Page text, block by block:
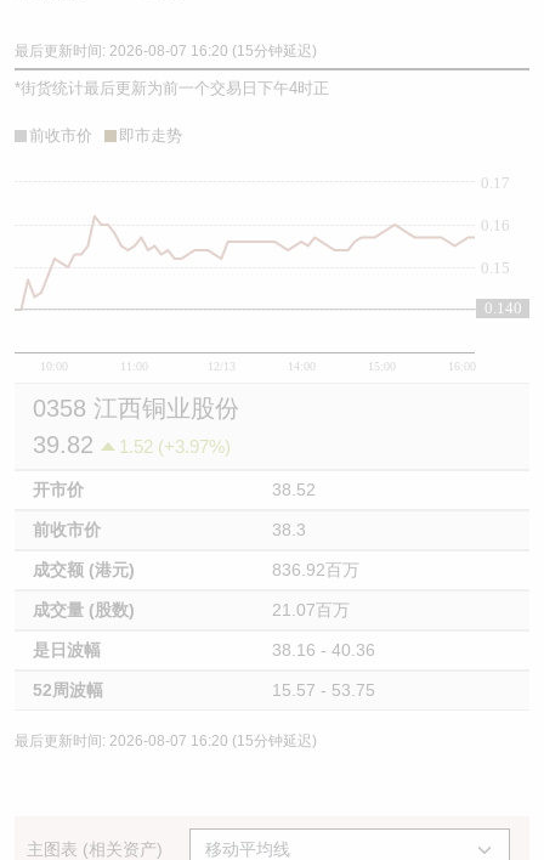
最后更新时间: 2026-08-07 16:20 (15分钟延迟)
*街货统计最后更新为前一个交易日下午4时正
前收市价 即市走势
10:00 11:00 12/13 14:00 15:00 16:00
0.14
0.15
0.16
0.17
0.140
0358 江西铜业股份
39.82
1.52 (+3.97%)
开市价 38.52
前收市价 38.3
成交额 (港元) 836.92百万
成交量 (股数) 21.07百万
是日波幅 38.16 - 40.36
52周波幅 15.57 - 53.75
最后更新时间: 2026-08-07 16:20 (15分钟延迟)
主图表 (相关资产)